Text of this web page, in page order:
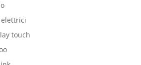
elettrici
touch